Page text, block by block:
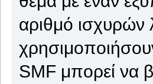
αριθμό ισχυρών
SMF μπορεί να